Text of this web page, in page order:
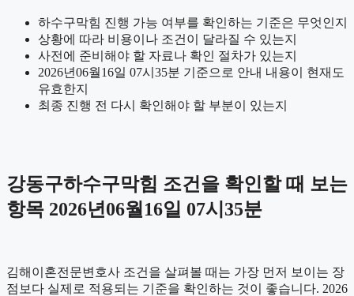
하수구막힘 진행 가능 여부를 확인하는 기준은 무엇인지
상황에 따라 비용이나 조건이 달라질 수 있는지
사전에 준비해야 할 자료나 확인 절차가 있는지
2026년06월16일 07시35분 기준으로 안내 내용이 현재도
유효한지
최종 진행 전 다시 확인해야 할 부분이 있는지
강동구하수구막힘 조건을 확인할 때 보는
항목 2026년06월16일 07시35분
김해이혼전문변호사 조건을 살펴볼 때는 가장 먼저 보이는 장
점보다 실제로 적용되는 기준을 확인하는 것이 좋습니다. 2026